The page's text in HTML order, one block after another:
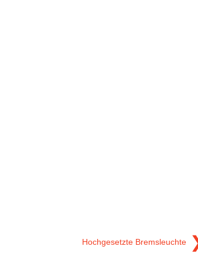
Hochgesetzte Bremsleuchte